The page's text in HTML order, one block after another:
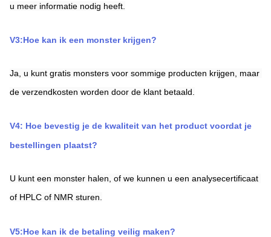
u meer informatie nodig heeft.
V3:Hoe kan ik een monster krijgen?
Ja, u kunt gratis monsters voor sommige producten krijgen, maar
de verzendkosten worden door de klant betaald.
V4: Hoe bevestig je de kwaliteit van het product voordat je
bestellingen plaatst?
U kunt een monster halen, of we kunnen u een analysecertificaat
of HPLC of NMR sturen.
V5:Hoe kan ik de betaling veilig maken?